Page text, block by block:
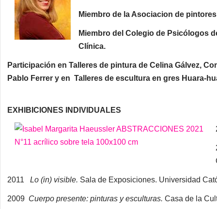
Miembro de la Asociacion de
Miembro del Colegio de Psicólogos
Clínica.
Participación en Talleres de pintura de Celina Gálvez,
Pablo Ferrer y en Talleres de escultura en gres Huara-
EXHIBICIONES INDIVIDUALES
2011 Lo (in) visible. Sala de Exposiciones. Universidad
2009 Cuerpo presente: pinturas y esculturas. Casa de la